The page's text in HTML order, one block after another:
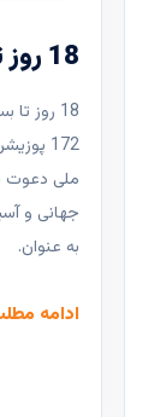
18 روز تا بسکتبال دسته دو آسیا
ملی دعوت
جهانی و
به عنوان.
ادامه